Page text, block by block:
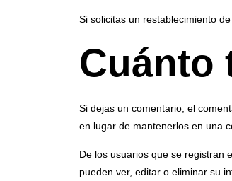
Si solicitas un restablecimiento
Cuánto
Si dejas un comentario, el
en lugar de mantenerlos en una
De los usuarios que se registran
pueden ver, editar o eliminar su